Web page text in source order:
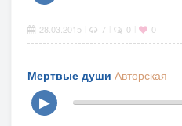
28.03.2015 7 0 0
Мертвые души Авторская
▶